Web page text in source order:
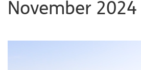
November 2024